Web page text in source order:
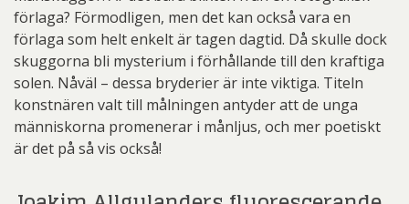
förlaga? Förmodligen, men det kan också vara en
förlaga som helt enkelt är tagen dagtid. Då skulle dock
skuggorna bli mysterium i förhållande till den kraftiga
solen. Nåväl – dessa bryderier är inte viktiga. Titeln
konstnären valt till målningen antyder att de unga
människorna promenerar i månljus, och mer poetiskt
är det på så vis också!